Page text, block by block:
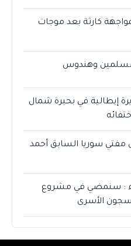
كارثة بعد موجات
مسلمين وهندوس
إيطالية في بحيرة شمال
مفتي سوريا السابق أحمد
: سنمضي في مشروع
الأسرى